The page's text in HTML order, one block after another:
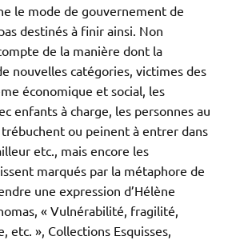
le mode de gouvernement de
destinés à finir ainsi. Non
de la manière dont la
nouvelles catégories, victimes des
économique et social, les
enfants à charge, les personnes au
ou peinent à entrer dans
etc., mais encore les
marqués par la métaphore de
une expression d’Hélène
« Vulnérabilité, fragilité,
etc. », Collections Esquisses,